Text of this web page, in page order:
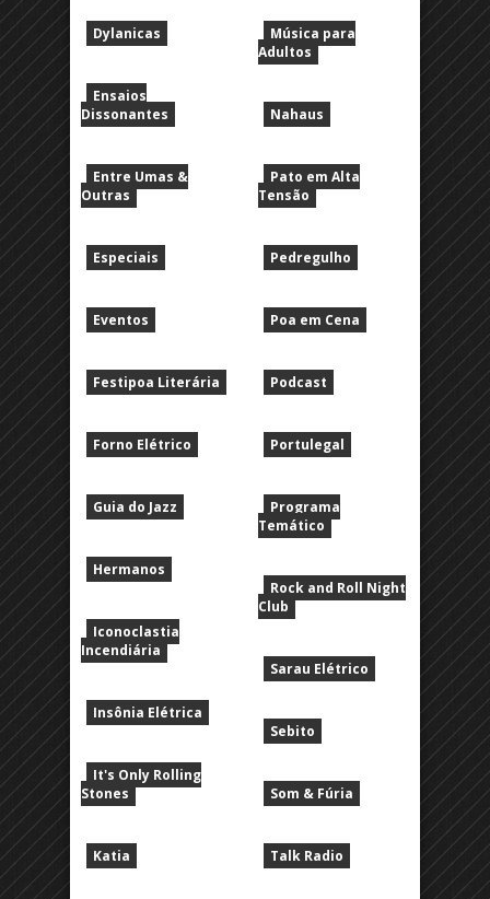
Dylanicas
Ensaios
Dissonantes
Entre Umas &
Outras
Especiais
Eventos
Festipoa Literária
Forno Elétrico
Guia do Jazz
Hermanos
Iconoclastia
Incendiária
Insônia Elétrica
It's Only Rolling
Stones
Katia
Música para
Adultos
Nahaus
Pato em Alta
Tensão
Pedregulho
Poa em Cena
Podcast
Portulegal
Programa
Temático
Rock and Roll Night
Club
Sarau Elétrico
Sebito
Som & Fúria
Talk Radio